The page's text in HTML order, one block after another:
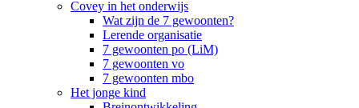
Covey in het onderwijs
Wat zijn de 7 gewoonten?
Lerende organisatie
7 gewoonten po (LiM)
7 gewoonten vo
7 gewoonten mbo
Het jonge kind